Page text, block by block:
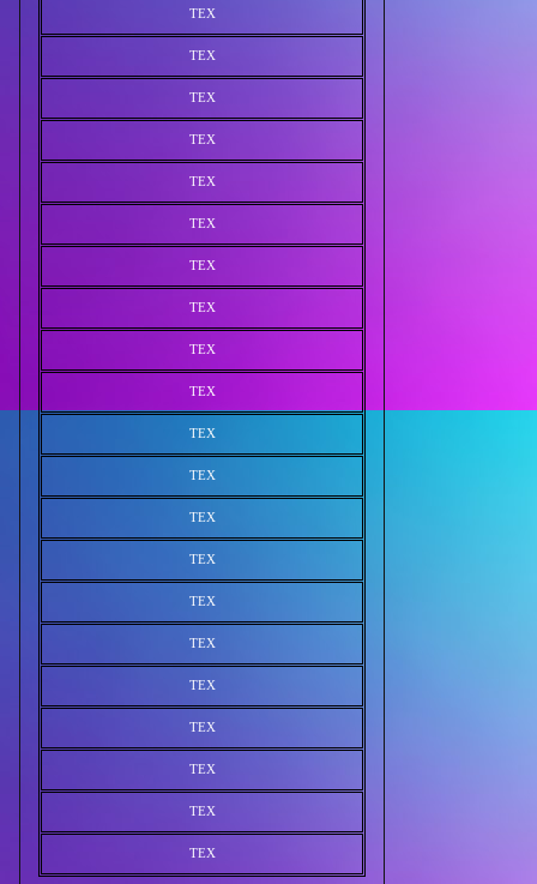
TEX
TEX
TEX
TEX
TEX
TEX
TEX
TEX
TEX
TEX
TEX
TEX
TEX
TEX
TEX
TEX
TEX
TEX
TEX
TEX
TEX